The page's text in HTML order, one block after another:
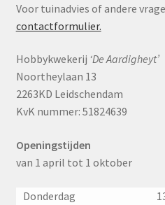
Voor tuinadvies of andere
contactformulier.
Hobbykwekerij ‘De Aardigheyt’
Noortheylaan 13
2263KD Leidschendam
KvK nummer: 51824639
Openingstijden
van 1 april tot 1 oktober
Donderdag